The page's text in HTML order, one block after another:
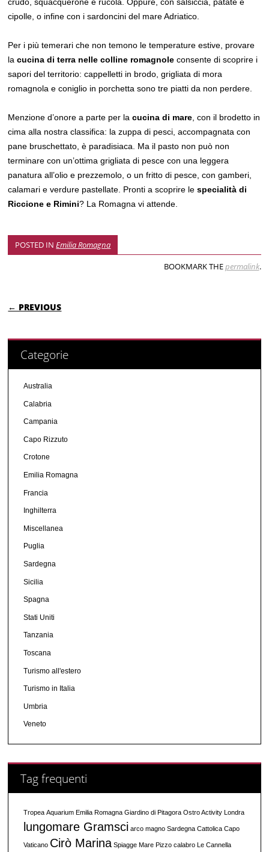
cipolle, o infine con i sardoncini del mare Adriatico.
Per i più temerari che non temono le temperature estive, provare
lacucina di terra nelle colline romagnole consente di scoprire i
sapori del territorio: cappelletti in brodo, grigliata di mora
romagnola e coniglio in porchetta sono tre piatti da non perdere.
Menzione d’onore a parte per lacucina di mare , con il brodetto in
cima alla nostra classifica: la zuppa di pesci, accompagnata con
pane bruschettato, è paradisiaca. Ma il pasto non può non
terminare con un’ottima grigliata di pesce con una leggera
panatura all’olio e prezzemolo, o un fritto di pesce, con gamberi,
calamari e verdure pastellate. Pronti a scoprire lespecialità di
Riccione e Rimini? La Romagna vi attende.
POSTED INEmilia Romagna
BOOKMARK THEpermalink.
POST NAVIGATION
← PREVIOUS
Categorie
Australia
Calabria
Campania
Capo Rizzuto
Crotone
Emilia Romagna
Francia
Inghilterra
Miscellanea
Puglia
Sardegna
Sicilia
Spagna
Stati Uniti
Tanzania
Toscana
Turismo all'estero
Turismo in Italia
Umbria
Veneto
Tag frequenti
Tropea Aquarium Emilia Romagna Giardino di Pitagora Ostro Activity Londra
lungomare Gramsci arco magno Sardegna Cattolica Capo
Vaticano Cirò Marina Spiagge Mare Pizzo calabro Le Cannella